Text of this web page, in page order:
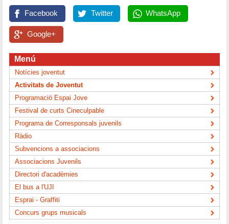
Facebook Twitter WhatsApp
Google+
Menú
Notícies joventut
Activitats de Joventut
Programació Espai Jove
Festival de curts Cineculpable
Programa de Corresponsals juvenils
Ràdio
Subvencions a associacions
Associacions Juvenils
Directori d'acadèmies
El bus a l'UJI
Esprai - Graffiti
Concurs grups musicals